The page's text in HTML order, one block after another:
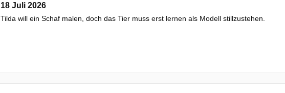
18 Juli 2026
Tilda will ein Schaf malen, doch das Tier muss erst lernen als Modell stillzustehen.